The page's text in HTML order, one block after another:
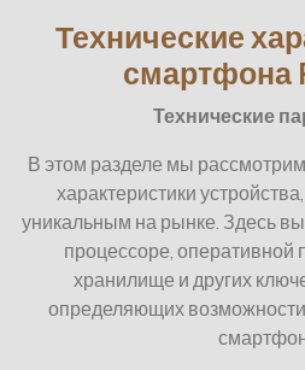
Технические
смартфона
Технические
В этом разделе мы
характеристики
уникальным на рынке. Здесь
процессоре, оперативной
хранилище и других
определяющих